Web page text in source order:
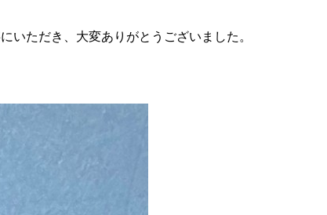
いただき、大変ありがとうございました。